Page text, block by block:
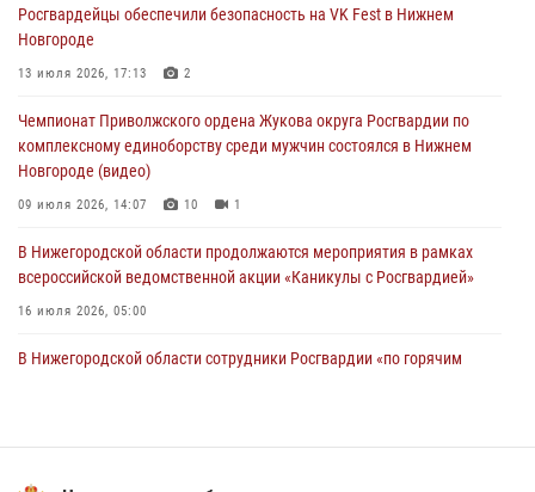
13 июля 2026, 06:45
Росгвардейцы предотвратили серию краж в Нижнем Новгороде
Росгвардейцы обеспечили безопасность на VK Fest в Нижнем
Новгороде
13 июля 2026, 17:13 2
Чемпионат Приволжского ордена Жукова округа Росгвардии по
комплексному единоборству среди мужчин состоялся в Нижнем
Новгороде (видео)
09 июля 2026, 14:07 10 1
В Нижегородской области продолжаются мероприятия в рамках
всероссийской ведомственной акции «Каникулы с Росгвардией»
16 июля 2026, 05:00
В Нижегородской области сотрудники Росгвардии «по горячим